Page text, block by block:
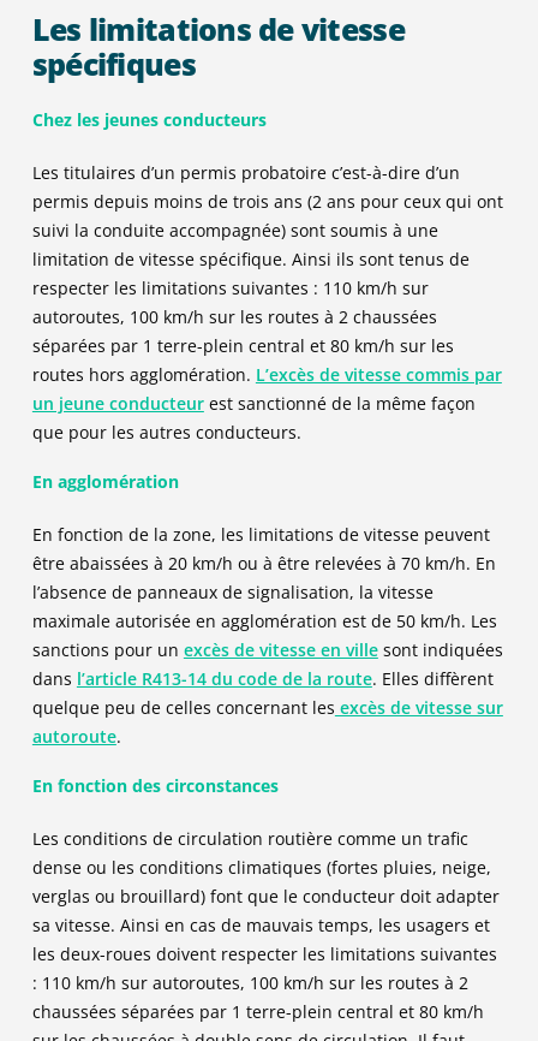
Les limitations de vitesse
spécifiques
Chez les jeunes conducteurs
Les titulaires d’un permis probatoire c’est-à-dire d’un
permis depuis moins de trois ans (2 ans pour ceux qui ont
suivi la conduite accompagnée) sont soumis à une
limitation de vitesse spécifique. Ainsi ils sont tenus de
respecter les limitations suivantes : 110 km/h sur
autoroutes, 100 km/h sur les routes à 2 chaussées
séparées par 1 terre-plein central et 80 km/h sur les
routes hors agglomération. L’excès de vitesse commis par
un jeune conducteur est sanctionné de la même façon
que pour les autres conducteurs.
En agglomération
En fonction de la zone, les limitations de vitesse peuvent
être abaissées à 20 km/h ou à être relevées à 70 km/h. En
l’absence de panneaux de signalisation, la vitesse
maximale autorisée en agglomération est de 50 km/h. Les
sanctions pour un excès de vitesse en villesont indiquées
dans l’article R413-14 du code de la route. Elles diffèrent
quelque peu de celles concernant les excès de vitesse sur
autoroute.
En fonction des circonstances
Les conditions de circulation routière comme un trafic
dense ou les conditions climatiques (fortes pluies, neige,
verglas ou brouillard) font que le conducteur doit adapter
sa vitesse. Ainsi en cas de mauvais temps, les usagers et
les deux-roues doivent respecter les limitations suivantes
: 110 km/h sur autoroutes, 100 km/h sur les routes à 2
chaussées séparées par 1 terre-plein central et 80 km/h